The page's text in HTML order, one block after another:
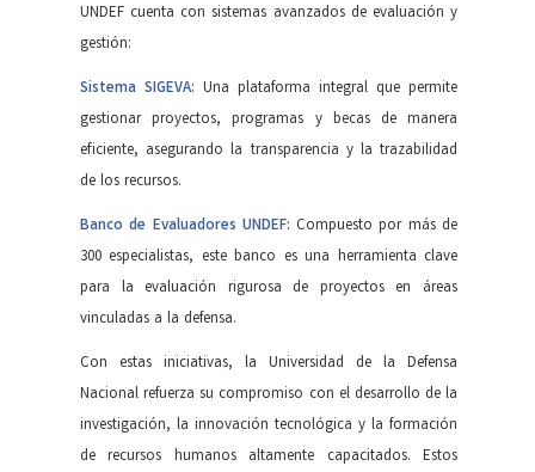
UNDEF cuenta con sistemas avanzados de evaluación y
gestión:
Sistema SIGEVA: Una plataforma integral que permite
gestionar proyectos, programas y becas de manera
eficiente, asegurando la transparencia y la trazabilidad
de los recursos.
Banco de Evaluadores UNDEF: Compuesto por más de
300 especialistas, este banco es una herramienta clave
para la evaluación rigurosa de proyectos en áreas
vinculadas a la defensa.
Con estas iniciativas, la Universidad de la Defensa
Nacional refuerza su compromiso con el desarrollo de la
investigación, la innovación tecnológica y la formación
de recursos humanos altamente capacitados. Estos